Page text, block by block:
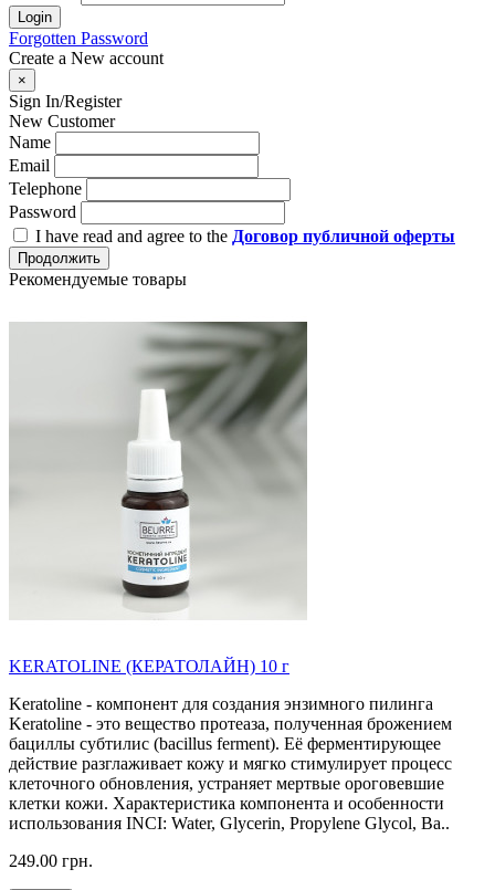
Login
Forgotten Password
Create a New account
×
Sign In/Register
New Customer
Name
Email
Telephone
Password
I have read and agree to the Договор публичной оферты
Продолжить
Рекомендуемые товары
KERATOLINE (КЕРАТОЛАЙН) 10 г
Keratoline - компонент для создания энзимного пилинга
Keratoline - это вещество протеаза, полученная брожением
бациллы субтилис (bacillus ferment). Её ферментирующее
действие разглаживает кожу и мягко стимулирует процесс
клеточного обновления, устраняет мертвые ороговевшие
клетки кожи. Характеристика компонента и особенности
использования INCI: Water, Glycerin, Propylene Glycol, Ba..
249.00 грн.